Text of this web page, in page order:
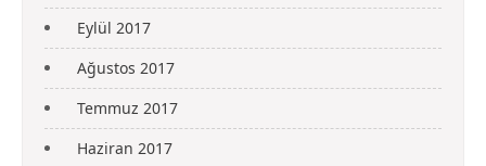
Eylül 2017
Ağustos 2017
Temmuz 2017
Haziran 2017